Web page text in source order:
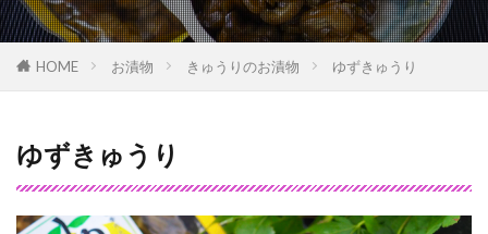
HOME お漬物 きゅうりのお漬物 ゆずきゅうり
ゆずきゅうり